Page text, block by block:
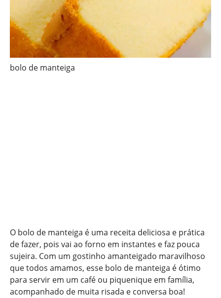
bolo de manteiga
O bolo de manteiga é uma receita deliciosa e prática
de fazer, pois vai ao forno em instantes e faz pouca
sujeira. Com um gostinho amanteigado maravilhoso
que todos amamos, esse bolo de manteiga é ótimo
para servir em um café ou piquenique em família,
acompanhado de muita risada e conversa boa!